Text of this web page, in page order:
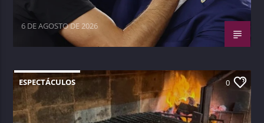
6 DE AGOSTO DE 2026
ESPECTÁCULOS 0